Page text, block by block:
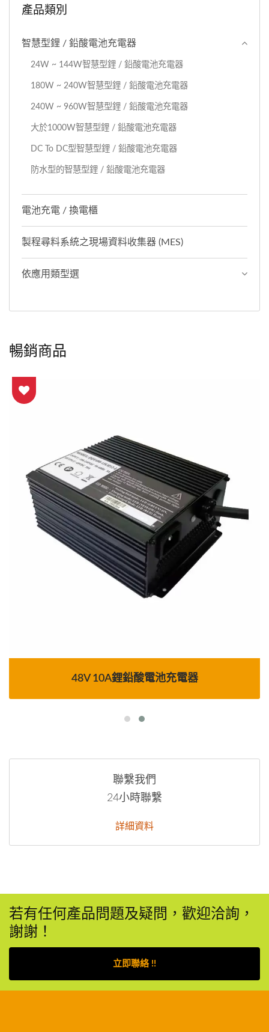
產品類別
智慧型鋰 / 鉛酸電池充電器
24W ~ 144W智慧型鋰 / 鉛酸電池充電器
180W ~ 240W智慧型鋰 / 鉛酸電池充電器
240W ~ 960W智慧型鋰 / 鉛酸電池充電器
大於1000W智慧型鋰 / 鉛酸電池充電器
DC To DC型智慧型鋰 / 鉛酸電池充電器
防水型的智慧型鋰 / 鉛酸電池充電器
電池充電 / 換電櫃
製程尋料系統之現場資料收集器 (MES)
依應用類型選
暢銷商品
48V 10A鋰鉛酸電池充電器
聯繫我們
24小時聯繫
詳細資料
若有任何產品問題及疑問，歡迎洽詢，
謝謝！
立即聯絡 !!